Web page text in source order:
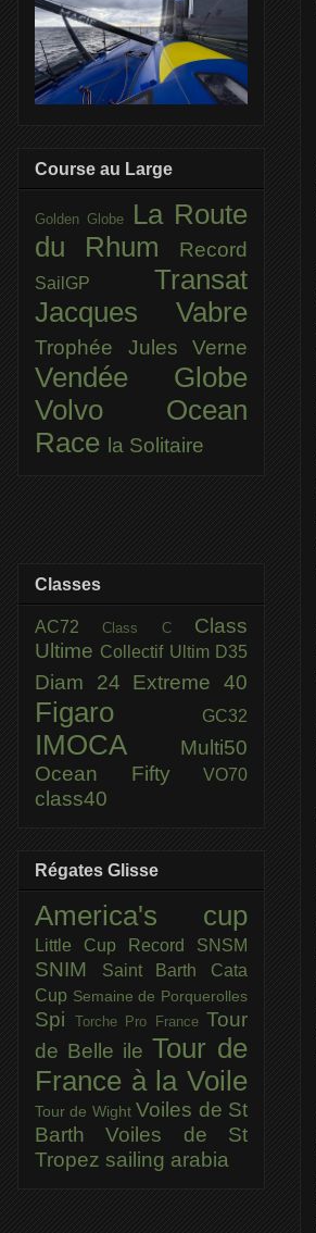
Course au Large
Golden Globe
La Route
du Rhum
Record
SailGP Transat
Jacques Vabre
Trophée Jules Verne
Vendée Globe
Volvo Ocean
Race la Solitaire
Classes
AC72Class C Class
Ultime Collectif Ultim D35
Diam 24 Extreme 40
Figaro GC32
IMOCA
Multi50
Ocean Fifty
VO70
class40
Régates Glisse
America's cup
Little Cup Record SNSM
SNIM
Saint Barth Cata
Cup Semaine de Porquerolles
Spi Torche Pro France Tour
de Belle ile Tour de
France à la Voile
Tour de Wight Voiles de St
BarthVoiles de St
Tropez sailing arabia